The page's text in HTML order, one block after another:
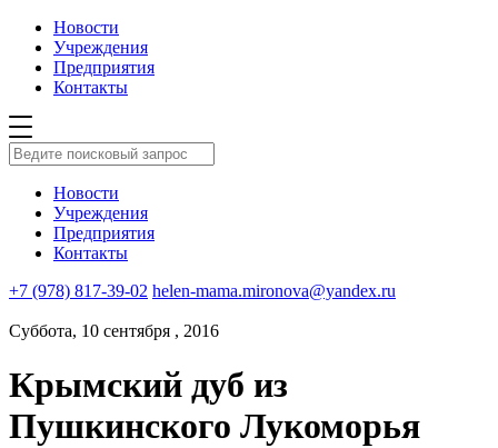
Новости
Учреждения
Предприятия
Контакты
Новости
Учреждения
Предприятия
Контакты
+7 (978) 817-39-02 helen-mama.mironova@yandex.ru
Суббота, 10 сентября , 2016
Крымский дуб из
Пушкинского Лукоморья